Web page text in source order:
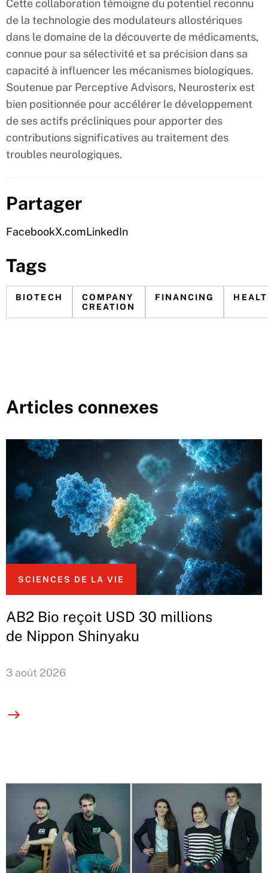
Cette collaboration témoigne du potentiel reconnu
de la technologie des modulateurs allostériques
dans le domaine de la découverte de médicaments,
connue pour sa sélectivité et sa précision dans sa
capacité à influencer les mécanismes biologiques.
Soutenue par Perceptive Advisors, Neurosterix est
bien positionnée pour accélérer le développement
de ses actifs précliniques pour apporter des
contributions significatives au traitement des
troubles neurologiques.
Partager
FacebookX.comLinkedIn
Tags
BIOTECH
COMPANY
CREATION
FINANCING
Articles connexes
SCIENCES DE LA VIE
AB2 Bio reçoit USD 30 millions
de Nippon Shinyaku
3 août 2026